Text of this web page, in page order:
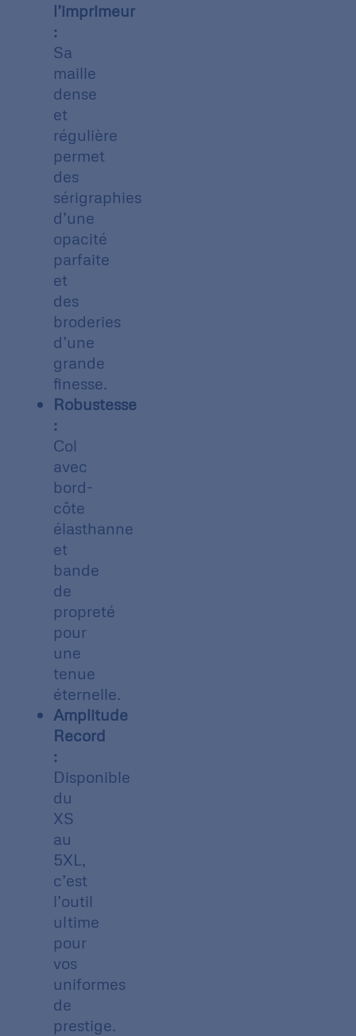
l’imprimeur
:
Sa
maille
dense
et
régulière
permet
des
sérigraphies
d’une
opacité
parfaite
et
des
broderies
d’une
grande
finesse.
Robustesse
:
Col
avec
bord-
côte
élasthanne
et
bande
de
propreté
pour
une
tenue
éternelle.
Amplitude
Record
:
Disponible
du
XS
au
5XL,
c’est
l’outil
ultime
pour
vos
uniformes
de
prestige.